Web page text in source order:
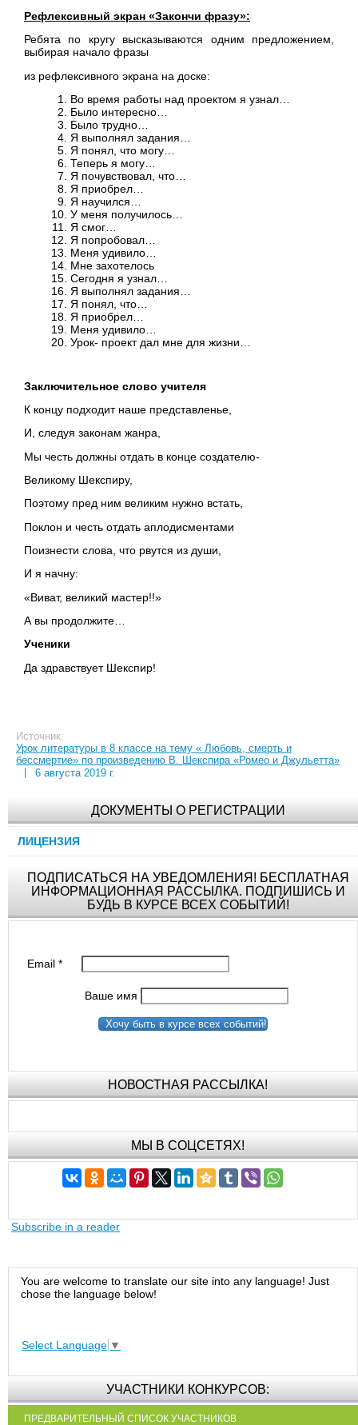
Рефлексивный экран «Закончи фразу»:
Ребята по кругу высказываются одним предложением,
выбирая начало фразы
из рефлексивного экрана на доске:
Во время работы над проектом я узнал…
Было интересно…
Было трудно…
Я выполнял задания…
Я понял, что могу…
Теперь я могу…
Я почувствовал, что…
Я приобрел…
Я научился…
У меня получилось…
Я смог…
Я попробовал…
Меня удивило…
Мне захотелось
Сегодня я узнал…
Я выполнял задания…
Я понял, что…
Я приобрел…
Меня удивило…
Урок- проект дал мне для жизни…
Заключительное слово учителя
К концу подходит наше представленье,
И, следуя законам жанра,
Мы честь должны отдать в конце создателю-
Великому Шекспиру,
Поэтому пред ним великим нужно встать,
Поклон и честь отдать аплодисментами
Поизнести слова, что рвутся из души,
И я начну:
«Виват, великий мастер!!»
А вы продолжите…
Ученики
Да здравствует Шекспир!
Источник:
Урок литературы в 8 классе на тему « Любовь, смерть и
бессмертие» по произведению В. Шекспира «Ромео и Джульетта»
6 августа 2019 г.
ДОКУМЕНТЫ О РЕГИСТРАЦИИ
ЛИЦЕНЗИЯ
ПОДПИСАТЬСЯ НА УВЕДОМЛЕНИЯ! БЕСПЛАТНАЯ
ИНФОРМАЦИОННАЯ РАССЫЛКА. ПОДПИШИСЬ И
БУДЬ В КУРСЕ ВСЕХ СОБЫТИЙ!
Email*
Ваше имя
Хочу быть в курсе всех событий!
НОВОСТНАЯ РАССЫЛКА!
МЫ В СОЦСЕТЯХ!
Subscribe in a reader
You are welcome to translate our site into any language! Just
chose the language below!
Select Language ▼
УЧАСТНИКИ КОНКУРСОВ:
ПРЕДВАРИТЕЛЬНЫЙ СПИСОК УЧАСТНИКОВ